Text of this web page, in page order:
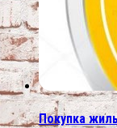
Покупка